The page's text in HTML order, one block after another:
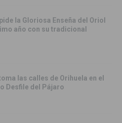
la Gloriosa Enseña del Oriol
año con su tradicional
las calles de Orihuela en el
Desfile del Pájaro